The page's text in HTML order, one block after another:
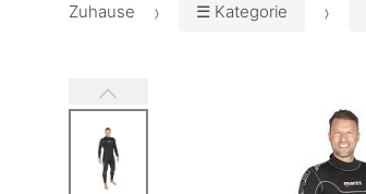
Zuhause ☰ Kategorie